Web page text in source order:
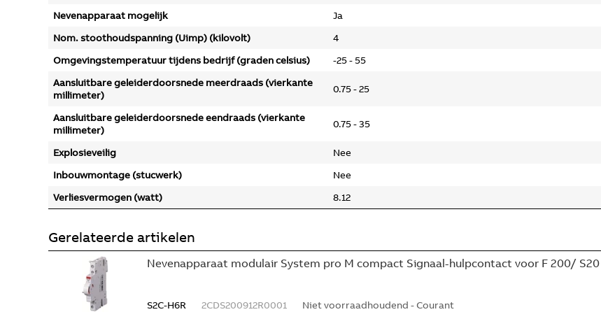
Nevenapparaat mogelijk
Ja
Nom. stoothoudspanning (Uimp) (kilovolt)
4
Omgevingstemperatuur tijdens bedrijf (graden celsius)
-25 - 55
Aansluitbare geleiderdoorsnede meerdraads (vierkante
millimeter)
0.75 - 25
Aansluitbare geleiderdoorsnede eendraads (vierkante
millimeter)
0.75 - 35
Explosieveilig
Nee
Inbouwmontage (stucwerk)
Nee
Verliesvermogen (watt)
8.12
Gerelateerde artikelen
Nevenapparaat modulair System pro M compact Signaal-hulpcontact voor F 200/ S20
S2C-H6R 2CDS200912R0001 Niet voorraadhoudend - Courant